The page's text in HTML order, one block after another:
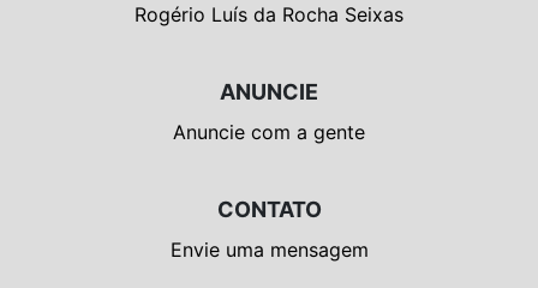
Rogério Luís da Rocha Seixas
ANUNCIE
Anuncie com a gente
CONTATO
Envie uma mensagem